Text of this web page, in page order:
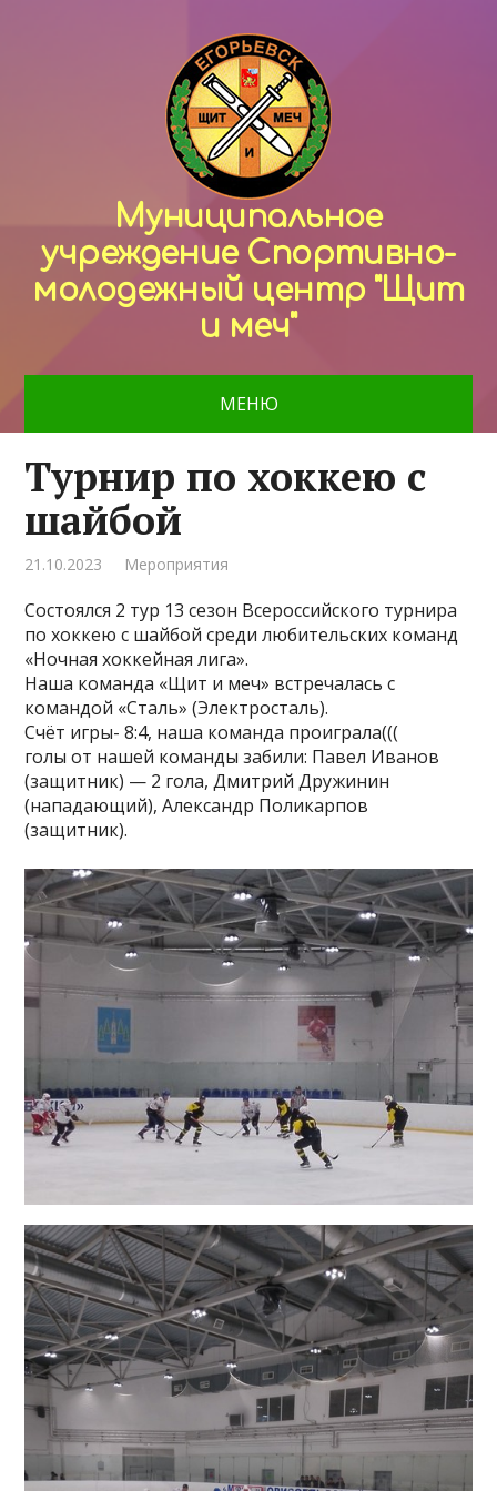
Муниципальное
учреждение Спортивно-
молодежный центр "Щит
и меч"
МЕНЮ
Турнир по хоккею с
шайбой
21.10.2023 Мероприятия
Состоялся 2 тур 13 сезон Всероссийского турнира
по хоккею с шайбой среди любительских команд
«Ночная хоккейная лига».
Наша команда «Щит и меч» встречалась с
командой «Сталь» (Электросталь).
Счёт игры- 8:4, наша команда проиграла(((
голы от нашей команды забили: Павел Иванов
(защитник) — 2 гола, Дмитрий Дружинин
(нападающий), Александр Поликарпов
(защитник).